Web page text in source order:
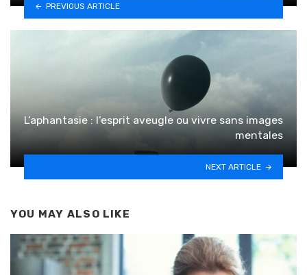
PREVIOUS ARTICLE
L’aphantasie : l’esprit aveugle ou vivre sans images
mentales
NEXT ARTICLE
YOU MAY ALSO LIKE